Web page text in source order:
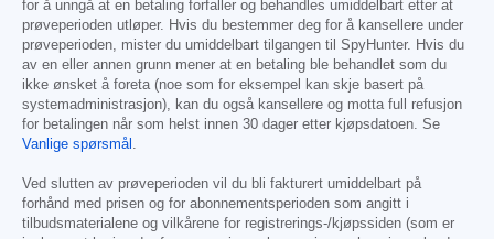
for å unngå at en betaling forfaller og behandles umiddelbart etter at
prøveperioden utløper. Hvis du bestemmer deg for å kansellere under
prøveperioden, mister du umiddelbart tilgangen til SpyHunter. Hvis du
av en eller annen grunn mener at en betaling ble behandlet som du
ikke ønsket å foreta (noe som for eksempel kan skje basert på
systemadministrasjon), kan du også kansellere og motta full refusjon
for betalingen når som helst innen 30 dager etter kjøpsdatoen. Se
Vanlige spørsmål .
Ved slutten av prøveperioden vil du bli fakturert umiddelbart på
forhånd med prisen og for abonnementsperioden som angitt i
tilbudsmaterialene og vilkårene for registrerings-/kjøpssiden (som er